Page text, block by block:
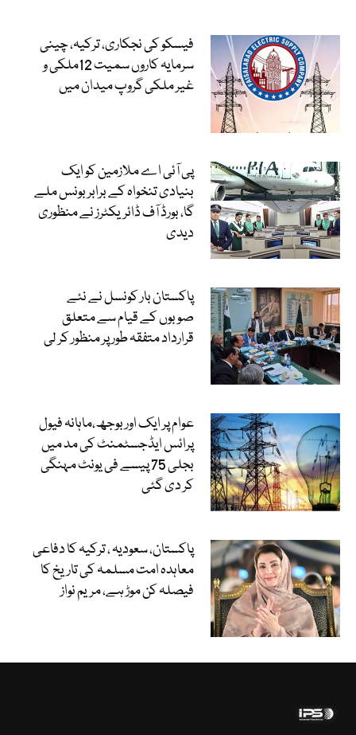
فیسکو کی نجکاری، ترکیہ، چینی
سرمایہ کاروں سمیت 12ملکی و
غیر ملکی گروپ میدان میں
پی آئی اے ملازمین کو ایک
بنیادی تنخواہ کے برابر بونس ملے
گا، بورڈ آف ڈائریکٹرز نے منظوری
دیدی
پاکستان بار کونسل نے نئے
صوبوں کے قیام سے متعلق
قرارداد متفقہ طور پر منظور کر لی
عوام پر ایک اور بوجھ،ماہانہ فیول
پرائس ایڈجسٹمنٹ کی مد میں
بجلی 75 پیسے فی یونٹ مہنگی
کر دی گئی
پاکستان، سعودیہ ، ترکیہ کا دفاعی
معاہدہ امت مسلمہ کی تاریخ کا
فیصلہ کن موڑ ہے، مریم نواز